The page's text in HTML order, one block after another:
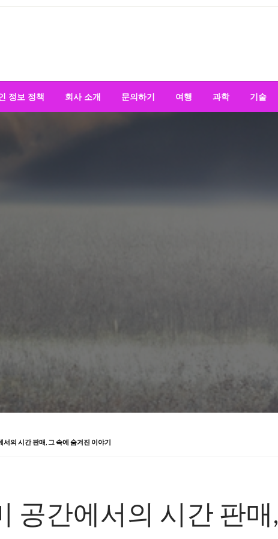
정보 정책 회사 소개 문의하기 여행 과학 기술
서의 시간 판매, 그 속에 숨겨진 이야기
공간에서의 시간 판매,